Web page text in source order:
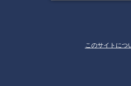
このサイトにつ